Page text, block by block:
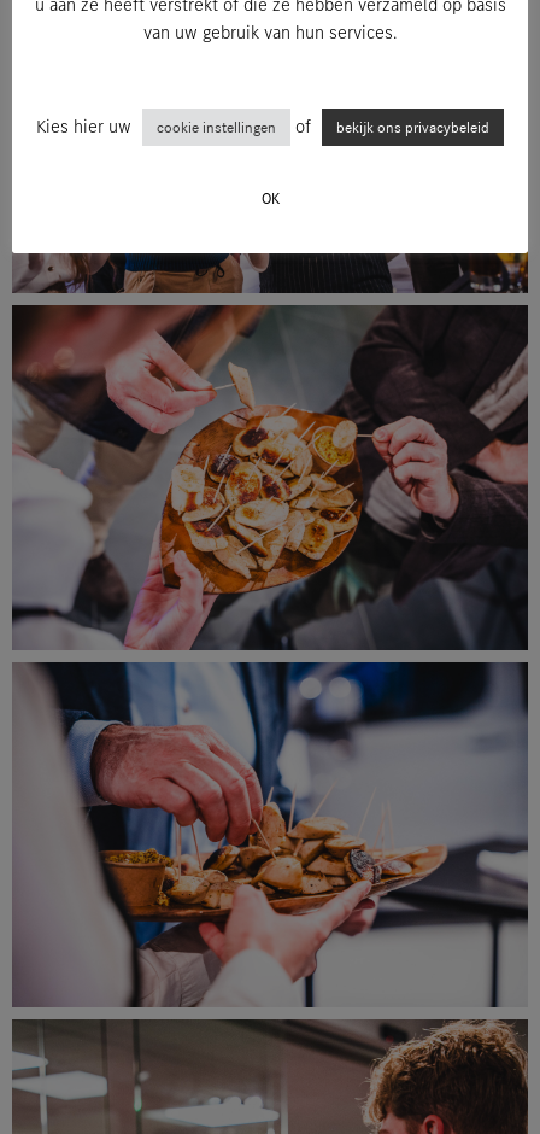
van uw gebruik van hun services.
Kies hier uw cookie instellingen of bekijk ons privacybeleid
OK